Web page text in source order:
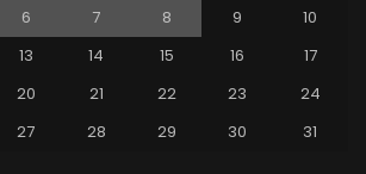
6 7 8 9
10
13 14 15 16
17
20 21 22 23
24
27 28 29 30
31